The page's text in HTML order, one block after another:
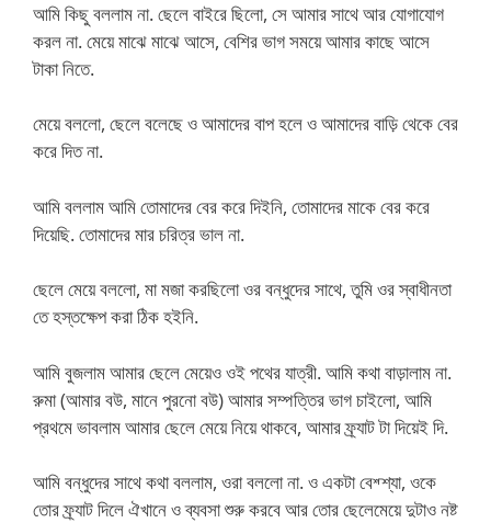
আমি কিছু বললাম না. ছেলে বাইরে ছিলো, সে আমার সাথে আর যোগাযোগ
করল না. মেয়ে মাঝে মাঝে আসে, বেশির ভাগ সময়ে আমার কাছে আসে
টাকা নিতে.
মেয়ে বললো, ছেলে বলেছে ও আমাদের বাপ হলে ও আমাদের বাড়ি থেকে বের
করে দিত না.
আমি বললাম আমি তোমাদের বের করে দিইনি, তোমাদের মাকে বের করে
দিয়েছি. তোমাদের মার চরিত্র ভাল না.
ছেলে মেয়ে বললো, মা মজা করছিলো ওর বন্ধুদের সাথে, তুমি ওর স্বাধীনতা
তে হস্তক্ষেপ করা ঠিক হইনি.
আমি বুজলাম আমার ছেলে মেয়েও ওই পথের যাত্রী. আমি কথা বাড়ালাম না.
রুমা (আমার বউ, মানে পুরনো বউ) আমার সম্পত্তির ভাগ চাইলো, আমি
প্রথমে ভাবলাম আমার ছেলে মেয়ে নিয়ে থাকবে, আমার ফ্র্যাট টা দিয়েই দি.
আমি বন্ধুদের সাথে কথা বললাম, ওরা বললো না. ও একটা বেশ্শ্যা, ওকে
তোর ফ্র্যাট দিলে ঐখানে ও ব্যবসা শুরু করবে আর তোর ছেলেমেয়ে দুটাও নষ্ট